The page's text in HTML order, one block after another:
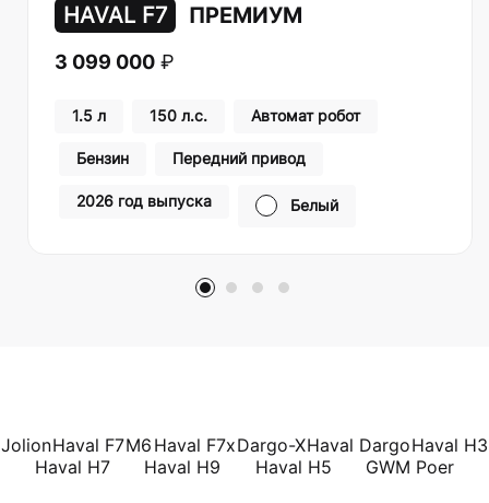
HAVAL F7 ПРЕМИУМ
3 099 000 ₽
1.5 л 150 л.с. Автомат робот
Бензин Передний привод
2026 год выпуска Белый
JolionHaval F7M6 Haval F7xDargo-XHaval DargoHaval H3
Haval H7
Haval H9 Haval H5 GWM Poer